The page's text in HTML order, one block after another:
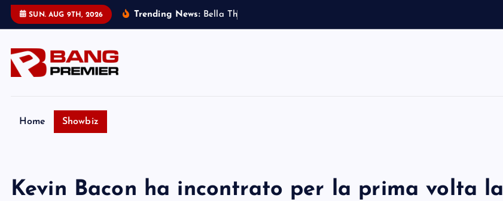
SUN. AUG 9TH, 2026 Trending News: Be a T h
Home Showbiz
Kevin Bacon ha incontrato per la prima volta la